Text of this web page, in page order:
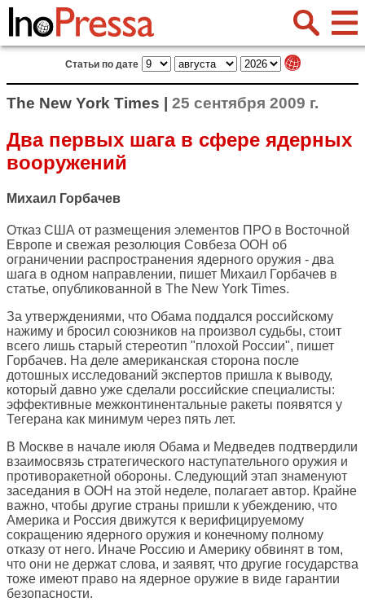
Статьи по дате
The New York Times | 25 сентября 2009 г.
Два первых шага в сфере ядерных
вооружений
Михаил Горбачев
Отказ США от размещения элементов ПРО в Восточной
Европе и свежая резолюция Совбеза ООН об
ограничении распространения ядерного оружия - два
шага в одном направлении, пишет Михаил Горбачев в
статье, опубликованной в The New York Times.
За утверждениями, что Обама поддался российскому
нажиму и бросил союзников на произвол судьбы, стоит
всего лишь старый стереотип "плохой России", пишет
Горбачев. На деле американская сторона после
дотошных исследований экспертов пришла к выводу,
который давно уже сделали российские специалисты:
эффективные межконтинентальные ракеты появятся у
Тегерана как минимум через пять лет.
В Москве в начале июля Обама и Медведев подтвердили
взаимосвязь стратегического наступательного оружия и
противоракетной обороны. Следующий этап знаменуют
заседания в ООН на этой неделе, полагает автор. Крайне
важно, чтобы другие страны пришли к убеждению, что
Америка и Россия движутся к верифицируемому
сокращению ядерного оружия и конечному полному
отказу от него. Иначе Россию и Америку обвинят в том,
что они не держат слова, и заявят, что другие государства
тоже имеют право на ядерное оружие в виде гарантии
безопасности.